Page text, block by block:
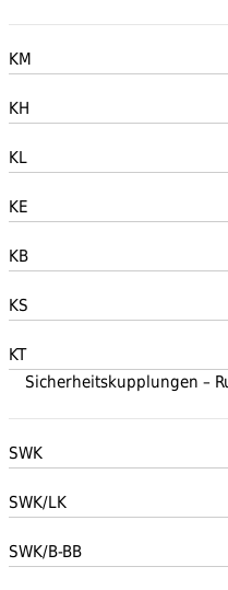
KM
KH
KL
KE
KB
KS
KT
Sicherheitskupplungen –
SWK
SWK/LK
SWK/B-BB